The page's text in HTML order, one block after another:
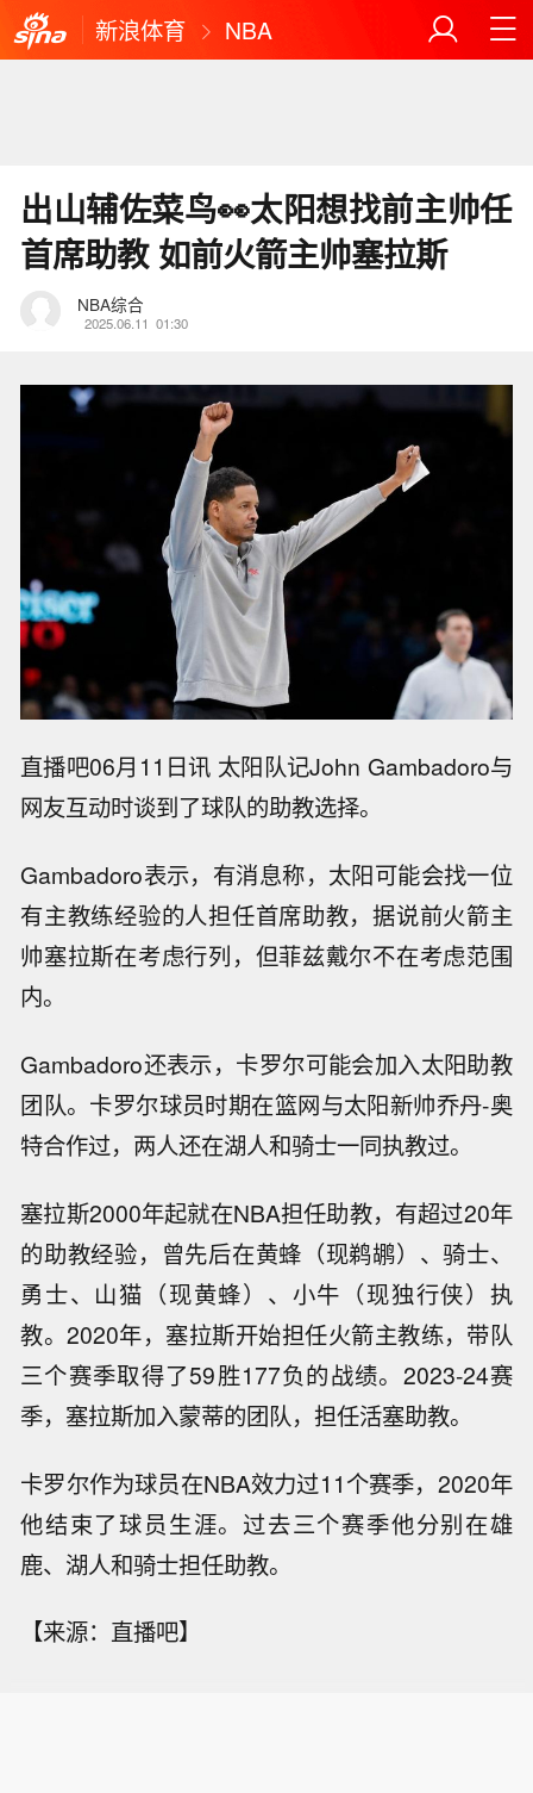
新浪体育 NBA
出山辅佐菜鸟👀太阳想找前主帅任
首席助教 如前火箭主帅塞拉斯
NBA综合
2025.06.11 01:30
直播吧06月11日讯 太阳队记John Gambadoro与
网友互动时谈到了球队的助教选择。
Gambadoro表示，有消息称，太阳可能会找一位
有主教练经验的人担任首席助教，据说前火箭主
帅塞拉斯在考虑行列，但菲兹戴尔不在考虑范围
内。
Gambadoro还表示，卡罗尔可能会加入太阳助教
团队。卡罗尔球员时期在篮网与太阳新帅乔丹-奥
特合作过，两人还在湖人和骑士一同执教过。
塞拉斯2000年起就在NBA担任助教，有超过20年
的助教经验，曾先后在黄蜂（现鹈鹕）、骑士、
勇士、山猫（现黄蜂）、小牛（现独行侠）执
教。2020年，塞拉斯开始担任火箭主教练，带队
三个赛季取得了59胜177负的战绩。2023-24赛
季，塞拉斯加入蒙蒂的团队，担任活塞助教。
卡罗尔作为球员在NBA效力过11个赛季，2020年
他结束了球员生涯。过去三个赛季他分别在雄
鹿、湖人和骑士担任助教。
【来源：直播吧】